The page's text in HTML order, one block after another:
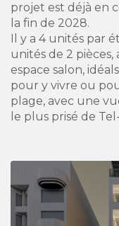
projet est déjà en
la fin de 2028.
Il y a 4 unités par
unités de 2
espace salon,
pour y vivre ou
plage, avec une
le plus prisé de